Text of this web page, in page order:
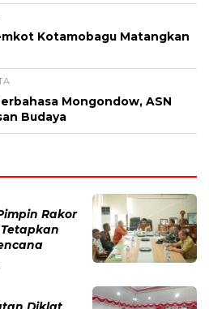
Kotamobagu Matangkan
Mongondow, ASN
Budaya
Rakor
Diklat